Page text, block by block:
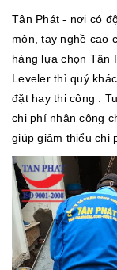
Tân Phát - nơi có
môn, tay nghề cao
hàng lựa chọn Tân
Leveler thì quý
đặt hay thi công .
chi phí nhân công
giúp giảm thiểu chi